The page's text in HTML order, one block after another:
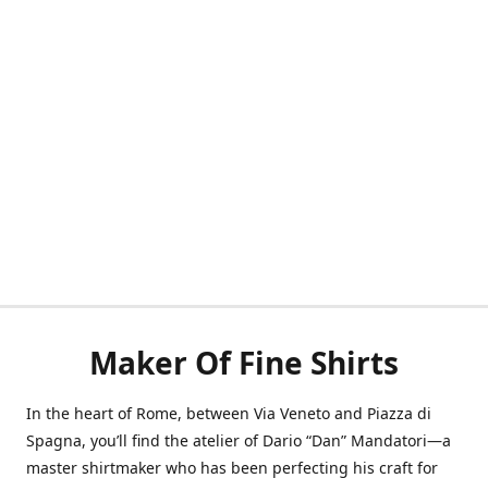
Maker Of Fine Shirts
In the heart of Rome, between Via Veneto and Piazza di
Spagna, you’ll find the atelier of Dario “Dan” Mandatori—a
master shirtmaker who has been perfecting his craft for